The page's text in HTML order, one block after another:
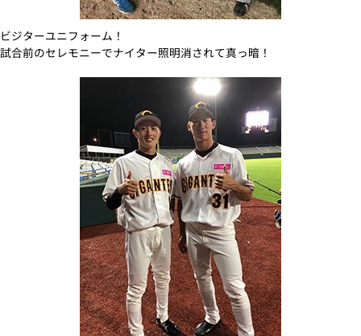
ビジターユニフォーム！
試合前のセレモニーでナイター照明消されて真っ暗！